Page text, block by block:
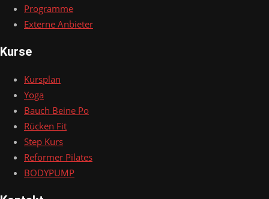
Programme
Externe Anbieter
Kurse
Kursplan
Yoga
Bauch Beine Po
Rücken Fit
Step Kurs
Reformer Pilates
BODYPUMP